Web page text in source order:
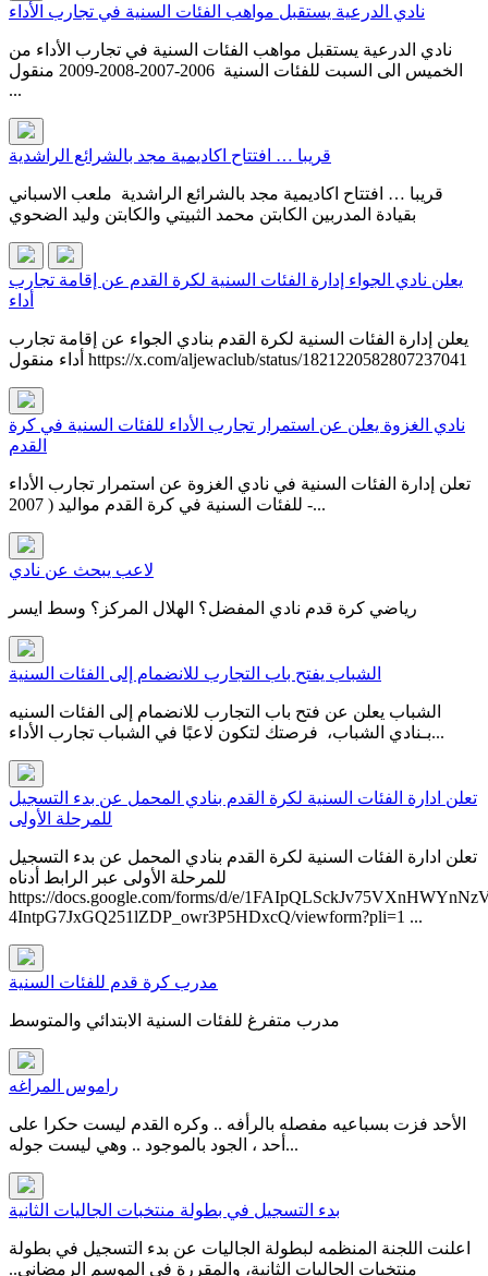
نادي الدرعية يستقبل مواهب الفئات السنية في تجارب الأداء
نادي الدرعية يستقبل مواهب الفئات السنية في تجارب الأداء من
الخميس الى السبت للفئات السنية 2006-2007-2008-2009 منقول
...
قريبا … افتتاح اكاديمية مجد بالشرائع الراشدية
قريبا … افتتاح اكاديمية مجد بالشرائع الراشدية ملعب الاسباني
يعلن نادي الجواء إدارة الفئات السنية لكرة القدم عن إقامة تجارب
أداء
يعلن إدارة الفئات السنية لكرة القدم بنادي الجواء عن إقامة تجارب
أداء منقول https://x.com/aljewaclub/status/1821220582807237041
نادي الغزوة يعلن عن استمرار تجارب الأداء للفئات السنية في كرة
القدم
تعلن إدارة الفئات السنية في نادي الغزوة عن استمرار تجارب الأداء
للفئات السنية في كرة القدم مواليد ( 2007 -...
لاعب يبحث عن نادي
رياضي كرة قدم نادي المفضل؟ الهلال المركز؟ وسط ايسر
الشباب يفتح باب التجارب للانضمام إلى الفئات السنية
الشباب يعلن عن فتح باب التجارب للانضمام إلى الفئات السنيه
بـنادي الشباب، فرصتك لتكون لاعبًا في ⁧‫الشباب‬⁩ ‏تجارب الأداء...
تعلن ادارة الفئات السنية لكرة القدم بنادي المحمل عن بدء التسجيل
للمرحلة الأولى
تعلن ادارة الفئات السنية لكرة القدم بنادي المحمل عن بدء التسجيل
للمرحلة الأولى عبر الرابط أدناه​
https://docs.google.com/forms/d/e/
4IntpG7JxGQ251lZDP_owr3P5HDxcQ/viewform?pli=1 ...
مدرب كرة قدم للفئات السنية
راموس المراغه
الأحد فزت بسباعيه مفصله بالرأفه .. وكره القدم ليست حكرا على
أحد ، الجود بالموجود .. وهي ليست جوله...
بدء التسجيل في بطولة منتخبات الجاليات الثانية
اعلنت اللجنة المنظمه لبطولة الجاليات عن بدء التسجيل في بطولة
منتخبات الجاليات الثانية، والمقررة في الموسم الرمضاني..